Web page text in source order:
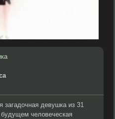
загадочная девушка из 31
человеческая